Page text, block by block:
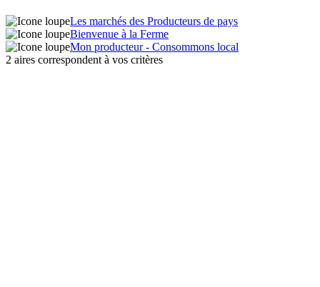
Les marchés des Producteurs de pays
Bienvenue à la Ferme
Mon producteur - Consommons local
2 aires correspondent à vos critères